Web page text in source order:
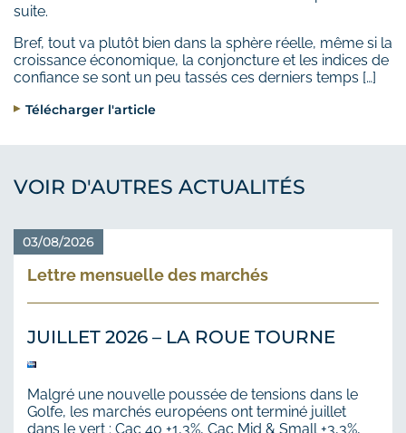
suite.
Bref, tout va plutôt bien dans la sphère réelle, même si la
croissance économique, la conjoncture et les indices de
confiance se sont un peu tassés ces derniers temps […]
Télécharger l'article
VOIR D'AUTRES ACTUALITÉS
03/08/2026
Lettre mensuelle des marchés
JUILLET 2026 – LA ROUE TOURNE
Malgré une nouvelle poussée de tensions dans le
Golfe, les marchés européens ont terminé juillet
dans le vert : Cac 40 +1,3%, Cac Mid & Small +3,3%,